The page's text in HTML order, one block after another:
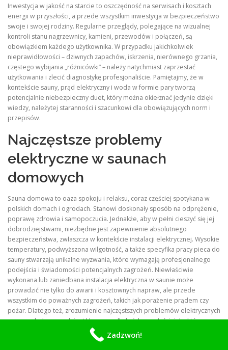
Inwestycja w jakość na starcie to oszczędność na serwisach i kosztach
energii w przyszłości, a przede wszystkim inwestycja w bezpieczeństwo
swoje i swojej rodziny. Regularne przeglądy, polegające na wizualnej
kontroli stanu nagrzewnicy, kamieni, przewodów i połączeń, są
obowiązkiem każdego użytkownika. W przypadku jakichkolwiek
nieprawidłowości – dziwnych zapachów, iskrzenia, nierównego grzania,
częstego wybijania „różnicówki” – należy natychmiast zaprzestać
użytkowania i zlecić diagnostykę profesjonaliście. Pamiętajmy, że w
kontekście sauny, prąd elektryczny i woda w formie pary tworzą
potencjalnie niebezpieczny duet, który można okiełznać jedynie dzięki
wiedzy, należytej staranności i szacunkowi dla obowiązujących norm i
przepisów.
Najczęstsze problemy
elektryczne w saunach
domowych
Sauna domowa to oaza spokoju i relaksu, coraz częściej spotykana w
polskich domach i ogrodach. Stanowi doskonały sposób na odprężenie,
poprawę zdrowia i samopoczucia. Jednakże, aby w pełni cieszyć się jej
dobrodziejstwami, niezbędne jest zapewnienie absolutnego
bezpieczeństwa, zwłaszcza w kontekście instalacji elektrycznej. Wysokie
temperatury, podwyższona wilgotność, a także specyfika pracy pieca do
sauny stwarzają unikalne wyzwania, które wymagają profesjonalnego
podejścia i świadomości potencjalnych zagrożeń. Niewłaściwie
wykonana lub zaniedbana instalacja elektryczna w saunie może
prowadzić nie tylko do awarii i kosztownych napraw, ale przede
wszystkim do poważnych zagrożeń, takich jak porażenie prądem czy
pożar. Dlatego też, zrozumienie najczęstszych problemów elektrycznych
w saunach domowych jest kluczowe dla każdego właściciela, który
pragnie cieszyć się swoją sauną bezpiecznie i bezproblemowo przez
Zadzwoń!